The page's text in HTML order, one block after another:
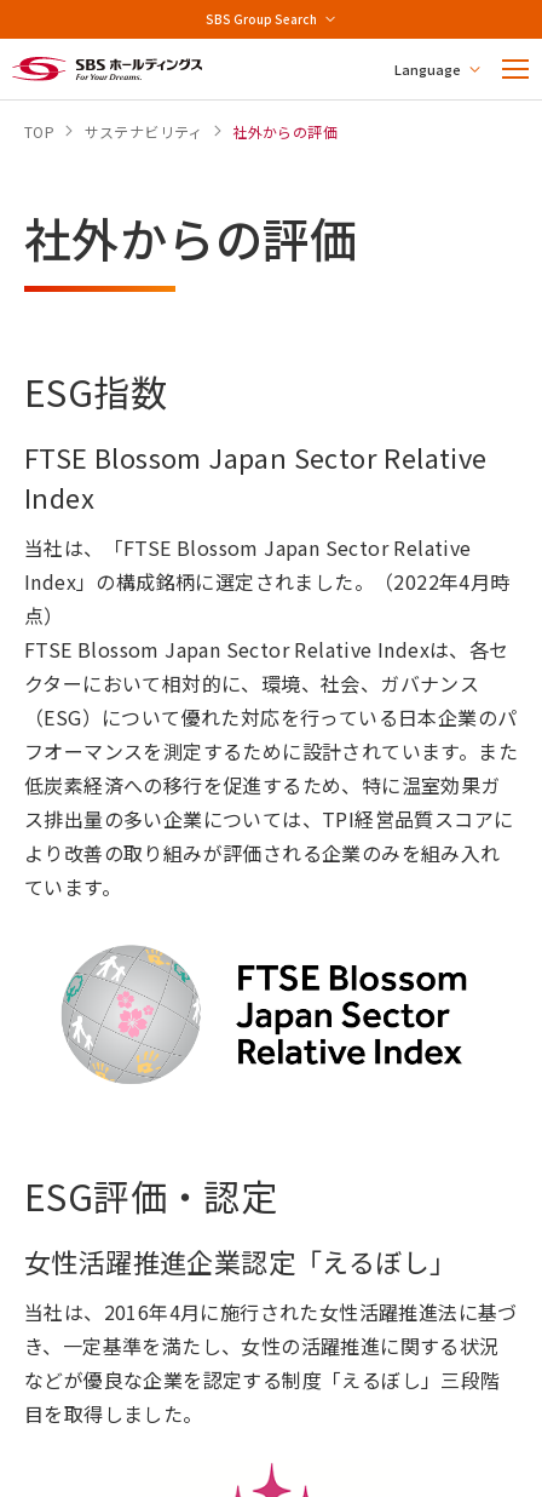
Language
SBS Group Search
TOP サステナビリティ 社外からの評価
社外からの評価
ESG指数
FTSE Blossom Japan Sector Relative
Index
当社は、「FTSE Blossom Japan Sector Relative
Index」の構成銘柄に選定されました。（2022年4月時
点）
FTSE Blossom Japan Sector Relative Indexは、各セ
クターにおいて相対的に、環境、社会、ガバナンス
（ESG）について優れた対応を行っている日本企業のパ
フオーマンスを測定するために設計されています。また
低炭素経済への移行を促進するため、特に温室効果ガ
ス排出量の多い企業については、TPI経営品質スコアに
より改善の取り組みが評価される企業のみを組み入れ
ています。
ESG評価・認定
女性活躍推進企業認定「えるぼし」
当社は、2016年4月に施行された女性活躍推進法に基づ
き、一定基準を満たし、女性の活躍推進に関する状況
などが優良な企業を認定する制度「えるぼし」三段階
目を取得しました。